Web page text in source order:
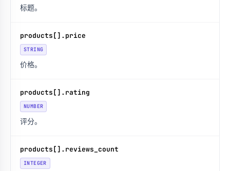
标题。
products[].price
STRING
价格。
products[].rating
NUMBER
评分。
products[].reviews_count
INTEGER